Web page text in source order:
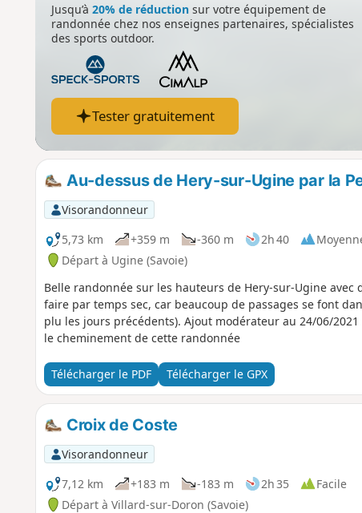
Jusqu’à 20% de réductionsur votre équipement de
randonnée chez nos enseignes partenaires, spécialistes
des sports outdoor.
Tester gratuitement
Au-dessus de Hery-sur-Ugine par la
Visorandonneur
5,73 km
+359 m -360 m 2h 40
Départ à Ugine (Savoie)
Belle randonnée sur les hauteurs de Hery-sur-Ugine avec
faire par temps sec, car beaucoup de passages se font
plu les jours précédents). Ajout modérateur au 24/06/
le cheminement de cette randonnée
Télécharger le PDF Télécharger le GPX
Croix de Coste
Visorandonneur
7,12 km
+183 m -183 m 2h 35
Facile
Départ à Villard-sur-Doron (Savoie)